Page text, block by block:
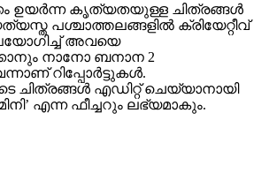
ഉയര്‍ന്ന കൃത്യതയുള്ള ചിത്രങ്ങള്‍
പശ്ചാത്തലങ്ങളില്‍ ക്രിയേറ്റീവ്
അവയെ
നാനോ ബനാന 2
റിപ്പോര്‍ട്ടുകള്‍.
ചിത്രങ്ങള്‍ എഡിറ്റ് ചെയ്യാനായി
എന്ന ഫീച്ചറും ലഭ്യമാകും.